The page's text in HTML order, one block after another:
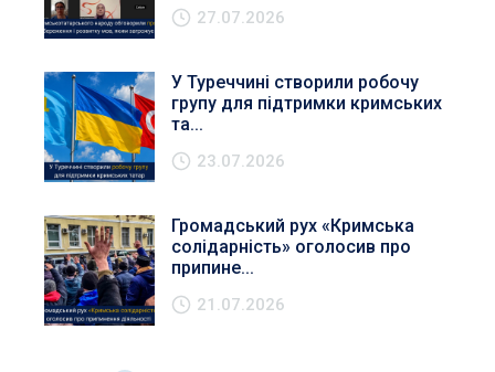
27.07.2026
У Туреччині створили робочу
групу для підтримки кримських
та...
23.07.2026
Громадський рух «Кримська
солідарність» оголосив про
припине...
21.07.2026